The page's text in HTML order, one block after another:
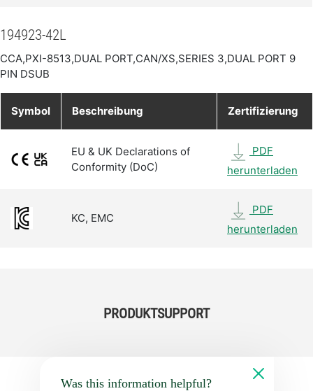
194923-42L
CCA,PXI-8513,DUAL PORT,CAN/XS,SERIES 3,DUAL PORT 9
PIN DSUB
Symbol Beschreibung Zertifizierung
EU & UK Declarations of
Conformity (DoC)
PDF
herunterladen
KC, EMC
PDF
herunterladen
PRODUKTSUPPORT
Was this information helpful?